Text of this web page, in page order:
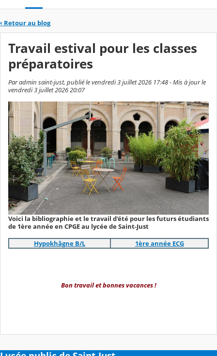
‹ Retour au blog
Travail estival pour les classes
préparatoires
Par admin saint-just, publié le vendredi 3 juillet 2026 17:48 - Mis à jour le
vendredi 3 juillet 2026 20:07
Voici la bibliographie et le travail d'été pour les futurs étudiants
de 1ère année en CPGE au lycée de Saint-Just
Hypokhâgne B/L
1ère année ECG
Bon travail et bonnes vacances !